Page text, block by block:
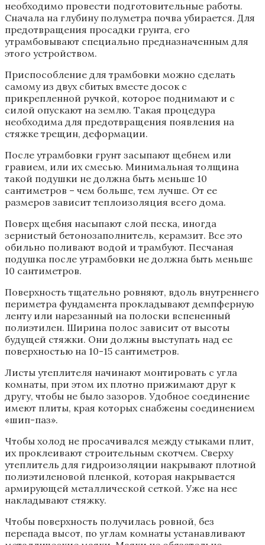
необходимо провести подготовительные работы.
Сначала на глубину полуметра почва убирается. Для
предотвращения просадки грунта, его
утрамбовывают специально предназначенным для
этого устройством.
Приспособление для трамбовки можно сделать
самому из двух сбитых вместе досок с
прикрепленной ручкой, которое поднимают и с
силой опускают на землю. Такая процедура
необходима для предотвращения появления на
стяжке трещин, деформации.
После утрамбовки грунт засыпают щебнем или
гравием, или их смесью. Минимальная толщина
такой подушки не должна быть меньше 10
сантиметров – чем больше, тем лучше. От ее
размеров зависит теплоизоляция всего дома.
Поверх щебня насыпают слой песка, иногда
зернистый бетонозаполнитель, керамзит. Все это
обильно поливают водой и трамбуют. Песчаная
подушка после утрамбовки не должна быть меньше
10 сантиметров.
Поверхность тщательно ровняют, вдоль внутреннего
периметра фундамента прокладывают демпферную
ленту или нарезанный на полоски вспененный
полиэтилен. Ширина полос зависит от высоты
будущей стяжки. Они должны выступать над ее
поверхностью на 10-15 сантиметров.
Листы утеплителя начинают монтировать с угла
комнаты, при этом их плотно прижимают друг к
другу, чтобы не было зазоров. Удобное соединение
имеют плиты, края которых снабжены соединением
«шип-паз».
Чтобы холод не просачивался между стыками плит,
их проклеивают строительным скотчем. Сверху
утеплитель для гидроизоляции накрывают плотной
полиэтиленовой пленкой, которая накрывается
армирующей металлической сеткой. Уже на нее
накладывают стяжку.
Чтобы поверхность получилась ровной, без
перепада высот, по углам комнаты устанавливают